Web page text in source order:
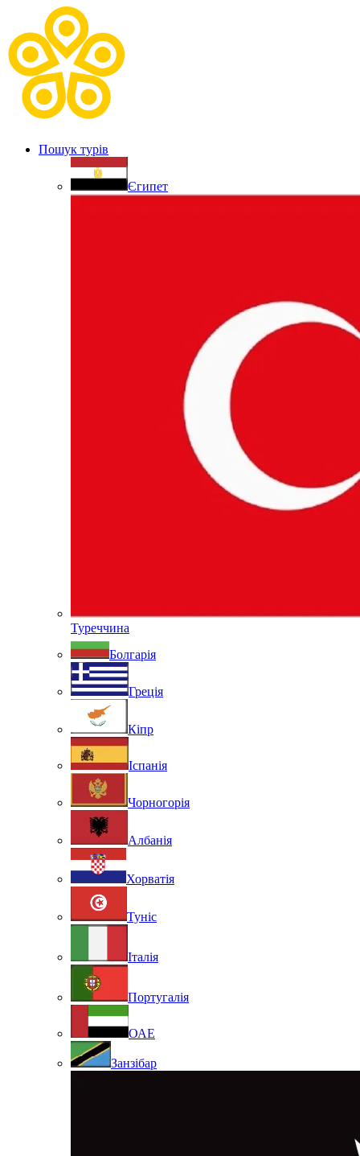
Пошук турів
Єгипет
Туреччина
Болгарія
Греція
Кіпр
Іспанія
Чорногорія
Албанія
Хорватія
Туніс
Італія
Португалія
ОАЕ
Занзібар